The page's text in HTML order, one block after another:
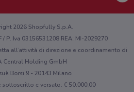
web o sull'app?
2026 Shopfully S.p.A.
P. Iva 03156531208 REA: MI-2029270
all’attività di direzione e coordinamento di
Central Holding GmbH
Borsi 9 - 20143 Milano
e versato: € 50.000,00